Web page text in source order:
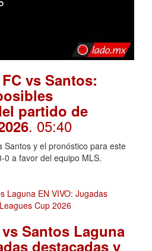
vs Santos:
partido de
. 05:40
Santos y el pronóstico para este
0 a favor del equipo MLS.
Santos Laguna
destacadas y